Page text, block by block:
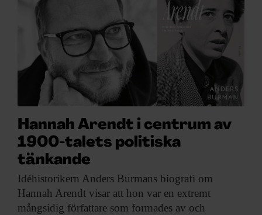
Hannah Arendt i centrum av
1900-talets politiska
tänkande
Idéhistorikern Anders Burmans biografi om
Hannah Arendt visar att hon var en extremt
mångsidig författare som formades av och